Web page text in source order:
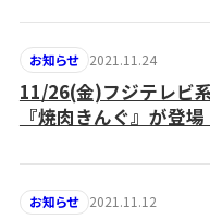
お知らせ 2021.11.24
11/26(金)フジテレビ
『焼肉きんぐ』が登場
お知らせ 2021.11.12